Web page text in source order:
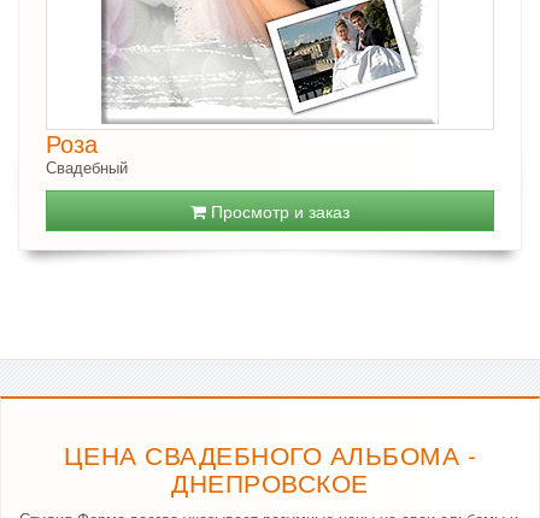
Роза
Свадебный
Просмотр и заказ
ЦЕНА СВАДЕБНОГО АЛЬБОМА -
ДНЕПРОВСКОЕ